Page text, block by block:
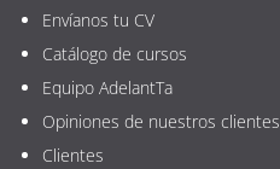
Envíanos tu CV
Catálogo de cursos
Equipo AdelantTa
Opiniones de nuestros clientes
Clientes